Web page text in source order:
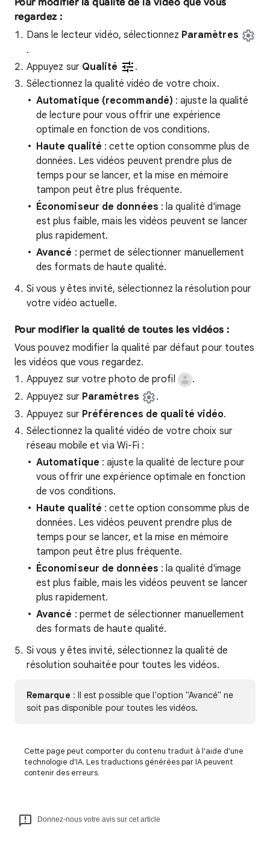
regardez :
Dans le lecteur vidéo, sélectionnez Paramètres
.
Appuyez sur Qualité
.
Sélectionnez la qualité vidéo de votre choix.
Automatique (recommandé) : ajuste la qualité
de lecture pour vous offrir une expérience
optimale en fonction de vos conditions.
Haute qualité : cette option consomme plus de
données. Les vidéos peuvent prendre plus de
temps pour se lancer, et la mise en mémoire
tampon peut être plus fréquente.
Économiseur de données : la qualité d'image
est plus faible, mais les vidéos peuvent se lancer
plus rapidement.
Avancé : permet de sélectionner manuellement
des formats de haute qualité.
Si vous y êtes invité, sélectionnez la résolution pour
votre vidéo actuelle.
Pour modifier la qualité de toutes les vidéos :
Vous pouvez modifier la qualité par défaut pour toutes
les vidéos que vous regardez.
Appuyez sur votre photo de profil
.
Appuyez sur Paramètres
.
Appuyez sur Préférences de qualité vidéo.
Sélectionnez la qualité vidéo de votre choix sur
réseau mobile et via Wi-Fi :
Automatique : ajuste la qualité de lecture pour
vous offrir une expérience optimale en fonction
de vos conditions.
Haute qualité : cette option consomme plus de
données. Les vidéos peuvent prendre plus de
temps pour se lancer, et la mise en mémoire
tampon peut être plus fréquente.
Économiseur de données : la qualité d'image
est plus faible, mais les vidéos peuvent se lancer
plus rapidement.
Avancé : permet de sélectionner manuellement
des formats de haute qualité.
Si vous y êtes invité, sélectionnez la qualité de
résolution souhaitée pour toutes les vidéos.
Remarque : Il est possible que l'option "Avancé" ne
soit pas disponible pour toutes les vidéos.
Cette page peut comporter du contenu traduit à l'aide d'une
technologie d'IA. Les traductions générées par IA peuvent
contenir des erreurs.
Donnez-nous votre avis sur cet article